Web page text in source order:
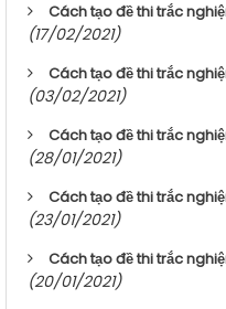
Cách tạo đề thi trắc
(17/02/2021)
Cách tạo đề thi trắc
(03/02/2021)
Cách tạo đề thi trắc
(28/01/2021)
Cách tạo đề thi trắc
(23/01/2021)
Cách tạo đề thi trắc
(20/01/2021)